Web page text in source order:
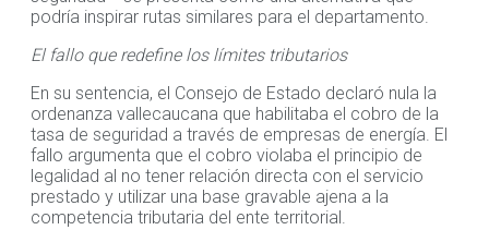
podría inspirar rutas similares para el departamento.
El fallo que redefine los límites tributarios
En su sentencia, el Consejo de Estado declaró nula la
ordenanza vallecaucana que habilitaba el cobro de la
tasa de seguridad a través de empresas de energía. El
fallo argumenta que el cobro violaba el principio de
legalidad al no tener relación directa con el servicio
prestado y utilizar una base gravable ajena a la
competencia tributaria del ente territorial.